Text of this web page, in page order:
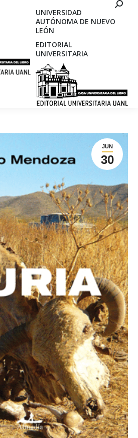
UNIVERSIDAD
AUTÓNOMA DE NUEVO
LEÓN
EDITORIAL
UNIVERSITARIA
JUN
30